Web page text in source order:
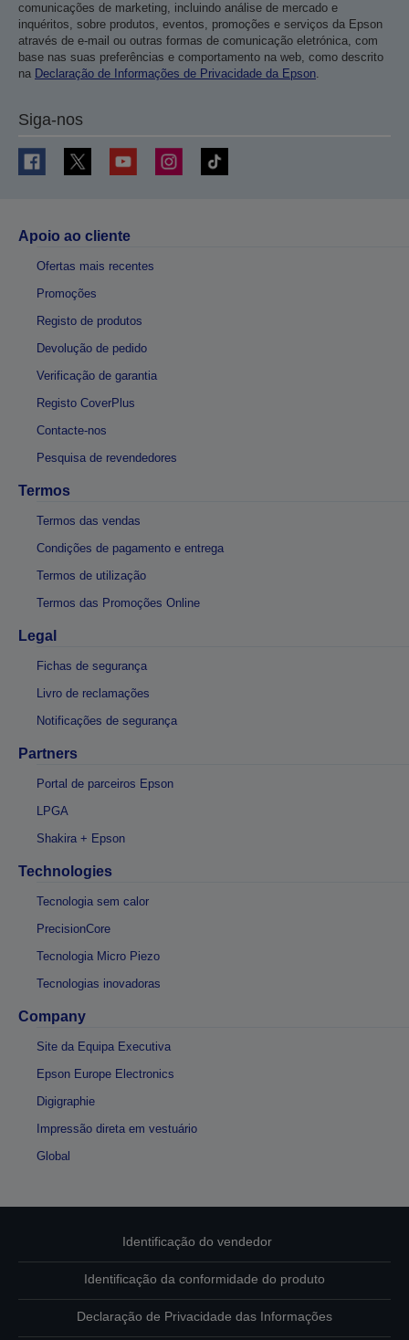
comunicações de marketing, incluindo análise de mercado e
inquéritos, sobre produtos, eventos, promoções e serviços da Epson
através de e-mail ou outras formas de comunicação eletrónica, com
base nas suas preferências e comportamento na web, como descrito
na Declaração de Informações de Privacidade da Epson.
Siga-nos
Apoio ao cliente
Ofertas mais recentes
Promoções
Registo de produtos
Devolução de pedido
Verificação de garantia
Registo CoverPlus
Contacte-nos
Pesquisa de revendedores
Termos
Termos das vendas
Condições de pagamento e entrega
Termos de utilização
Termos das Promoções Online
Legal
Fichas de segurança
Livro de reclamações
Notificações de segurança
Partners
Portal de parceiros Epson
LPGA
Shakira + Epson
Technologies
Tecnologia sem calor
PrecisionCore
Tecnologia Micro Piezo
Tecnologias inovadoras
Company
Site da Equipa Executiva
Epson Europe Electronics
Digigraphie
Impressão direta em vestuário
Global
Identificação do vendedor
Identificação da conformidade do produto
Declaração de Privacidade das Informações